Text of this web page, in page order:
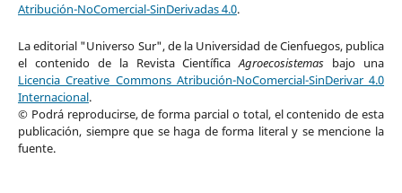
Atribución-NoComercial-SinDerivadas 4.0.
La editorial "Universo Sur", de la Universidad de Cienfuegos, publica
el contenido de la Revista Científica Agroecosistemas bajo una
Licencia Creative Commons Atribución-NoComercial-SinDerivar 4.0
Internacional.
© Podrá reproducirse, de forma parcial o total, el contenido de esta
publicación, siempre que se haga de forma literal y se mencione la
fuente.